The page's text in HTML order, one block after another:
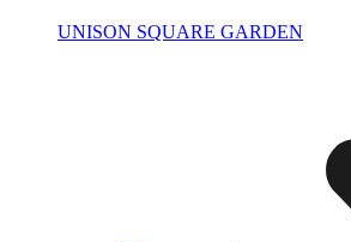
UNISON SQUARE GARDEN